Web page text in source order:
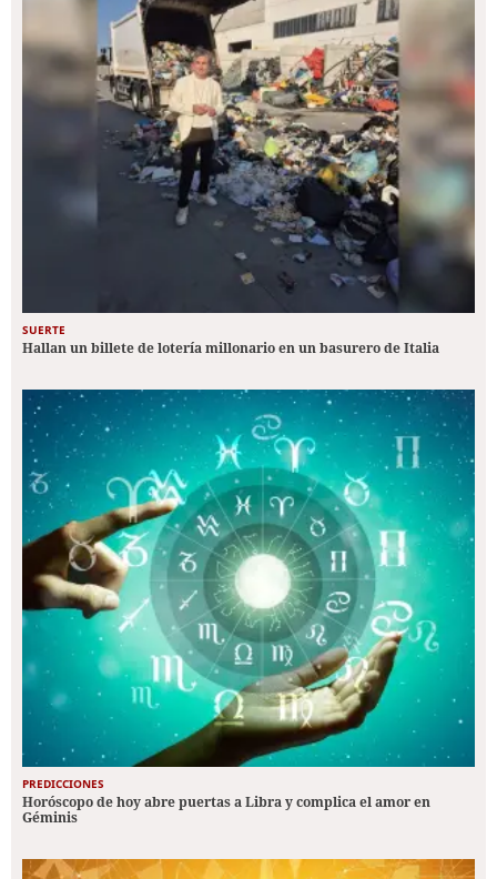
SUERTE
Hallan un billete de lotería millonario en un basurero de Italia
PREDICCIONES
Horóscopo de hoy abre puertas a Libra y complica el amor en
Géminis